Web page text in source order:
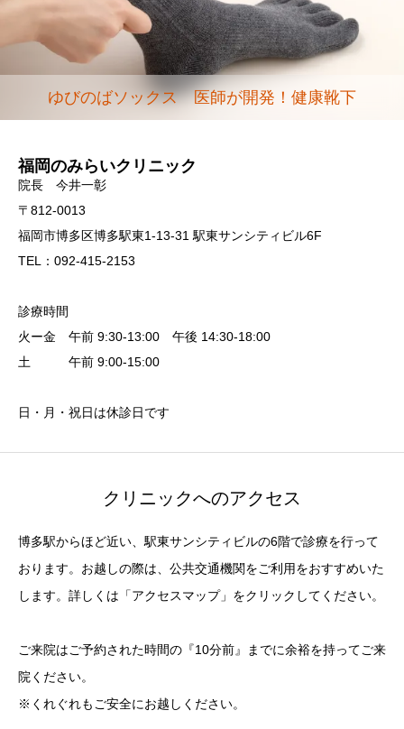
ゆびのばソックス 医師が開発！健康靴下
福岡のみらいクリニック
院長 今井一彰
〒812-0013
福岡市博多区博多駅東1-13-31 駅東サンシティビル6F
TEL：092-415-2153
診療時間
火ー金 午前 9:30-13:00 午後 14:30-18:00
土 午前 9:00-15:00
日・月・祝日は休診日です
クリニックへのアクセス
博多駅からほど近い、駅東サンシティビルの6階で診療を行って
おります。お越しの際は、公共交通機関をご利用をおすすめいた
します。詳しくは「アクセスマップ」をクリックしてください。
ご来院はご予約された時間の『10分前』までに余裕を持ってご来
院ください。
※くれぐれもご安全にお越しください。